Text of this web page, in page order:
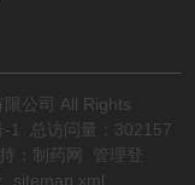
公司 All Rights
1
总访问量：302157
： 制药网
管理登
sitemap.xml